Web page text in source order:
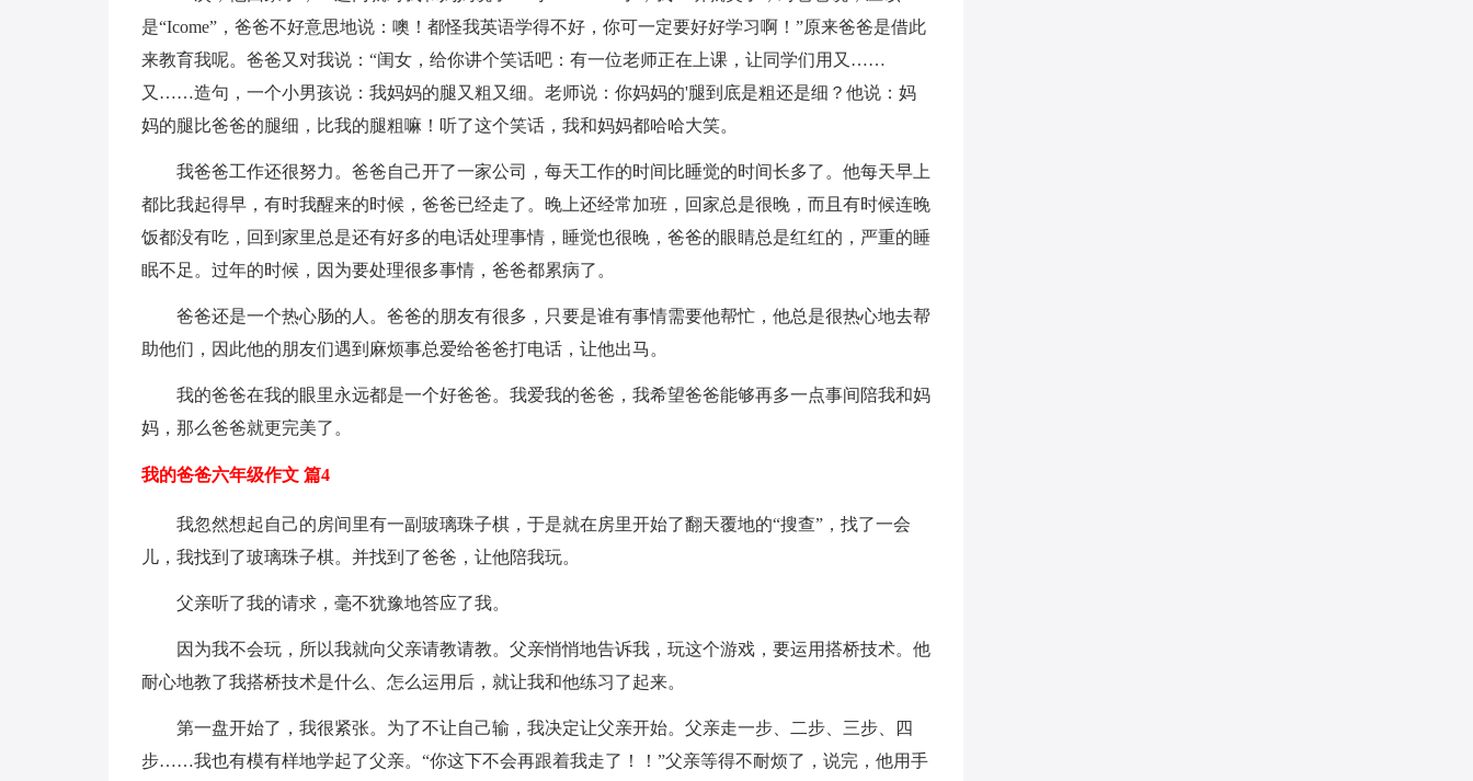
是“Icome”，爸爸不好意思地说：噢！都怪我英语学得不好，你可一定要好好学习啊！”原来爸爸是借此
来教育我呢。爸爸又对我说：“闺女，给你讲个笑话吧：有一位老师正在上课，让同学们用又……
又……造句，一个小男孩说：我妈妈的腿又粗又细。老师说：你妈妈的'腿到底是粗还是细？他说：妈
妈的腿比爸爸的腿细，比我的腿粗嘛！听了这个笑话，我和妈妈都哈哈大笑。
我爸爸工作还很努力。爸爸自己开了一家公司，每天工作的时间比睡觉的时间长多了。他每天早上
都比我起得早，有时我醒来的时候，爸爸已经走了。晚上还经常加班，回家总是很晚，而且有时候连晚
饭都没有吃，回到家里总是还有好多的电话处理事情，睡觉也很晚，爸爸的眼睛总是红红的，严重的睡
眠不足。过年的时候，因为要处理很多事情，爸爸都累病了。
爸爸还是一个热心肠的人。爸爸的朋友有很多，只要是谁有事情需要他帮忙，他总是很热心地去帮
助他们，因此他的朋友们遇到麻烦事总爱给爸爸打电话，让他出马。
我的爸爸在我的眼里永远都是一个好爸爸。我爱我的爸爸，我希望爸爸能够再多一点事间陪我和妈
妈，那么爸爸就更完美了。
我的爸爸六年级作文 篇4
我忽然想起自己的房间里有一副玻璃珠子棋，于是就在房里开始了翻天覆地的“搜查”，找了一会
儿，我找到了玻璃珠子棋。并找到了爸爸，让他陪我玩。
父亲听了我的请求，毫不犹豫地答应了我。
因为我不会玩，所以我就向父亲请教请教。父亲悄悄地告诉我，玩这个游戏，要运用搭桥技术。他
耐心地教了我搭桥技术是什么、怎么运用后，就让我和他练习了起来。
第一盘开始了，我很紧张。为了不让自己输，我决定让父亲开始。父亲走一步、二步、三步、四
步……我也有模有样地学起了父亲。“你这下不会再跟着我走了！！”父亲等得不耐烦了，说完，他用手